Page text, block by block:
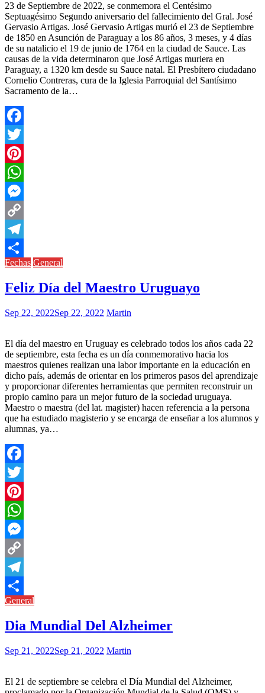
23 de Septiembre de 2022, se conmemora el Centésimo
Septuagésimo Segundo aniversario del fallecimiento del Gral. José
Gervasio Artigas. José Gervasio Artigas murió el 23 de Septiembre
de 1850 en Asunción de Paraguay a los 86 años, 3 meses, y 4 días
de su natalicio el 19 de junio de 1764 en la ciudad de Sauce. Las
causas de la vida determinaron que José Artigas muriera en
Paraguay, a 1320 km desde su Sauce natal. El Presbítero ciudadano
Cornelio Contreras, cura de la Iglesia Parroquial del Santísimo
Sacramento de la…
Facebook
Twitter
Pinterest
WhatsApp
Messenger
Copy
Link
Telegram
Compartir
Fechas General
Feliz Día del Maestro Uruguayo
Sep 22, 2022Sep 22, 2022 Martin
El día del maestro en Uruguay es celebrado todos los años cada 22
de septiembre, esta fecha es un día conmemorativo hacia los
maestros quienes realizan una labor importante en la educación en
dicho país, además de orientar en los primeros pasos del aprendizaje
y proporcionar diferentes herramientas que permiten reconstruir un
propio camino para un mejor futuro de la sociedad uruguaya.
Maestro o maestra (del lat. magister) hacen referencia a la persona
que ha estudiado magisterio y se encarga de enseñar a los alumnos y
alumnas, ya…
Facebook
Twitter
Pinterest
WhatsApp
Messenger
Copy
Link
Telegram
Compartir
General
Dia Mundial Del Alzheimer
Sep 21, 2022Sep 21, 2022 Martin
El 21 de septiembre se celebra el Día Mundial del Alzheimer,